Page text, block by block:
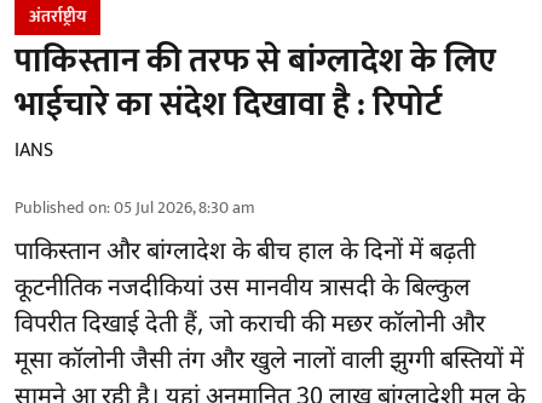
अंतर्राष्ट्रीय
पाकिस्तान की तरफ से बांग्लादेश के लिए
भाईचारे का संदेश दिखावा है : रिपोर्ट
IANS
Published on:05 Jul 2026, 8:30 am
पाकिस्तान और बांग्लादेश के बीच हाल के दिनों में बढ़ती
कूटनीतिक नजदीकियां उस मानवीय त्रासदी के बिल्कुल
विपरीत दिखाई देती हैं, जो कराची की मछर कॉलोनी और
मूसा कॉलोनी जैसी तंग और खुले नालों वाली झुग्गी बस्तियों में